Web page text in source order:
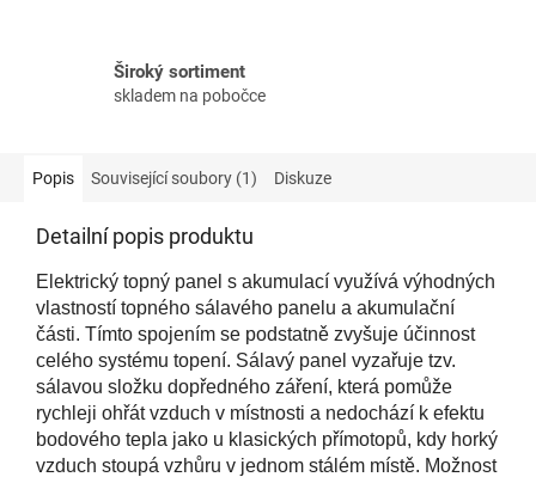
Široký sortiment
skladem na pobočce
Popis Související soubory (1) Diskuze
Detailní popis produktu
Elektrický topný panel s akumulací využívá výhodných
vlastností topného sálavého panelu a akumulační
části. Tímto spojením se podstatně zvyšuje účinnost
celého systému topení. Sálavý panel vyzařuje tzv.
sálavou složku dopředného záření, která pomůže
rychleji ohřát vzduch v místnosti a nedochází k efektu
bodového tepla jako u klasických přímotopů, kdy horký
vzduch stoupá vzhůru v jednom stálém místě. Možnost